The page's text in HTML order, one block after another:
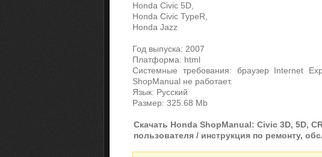
Honda Civic 5D,
Honda Civic TypeR,
Honda Jazz
Год выпуска: 2007
Платформа: html
Системные требования: браузер Internet
ShopManual не работает.
Язык: Русский
Размер: 325.68 Mb
Скачать Honda ShopManual: Civic 3D, 5D,
пользователя / инструкция по ремонту,